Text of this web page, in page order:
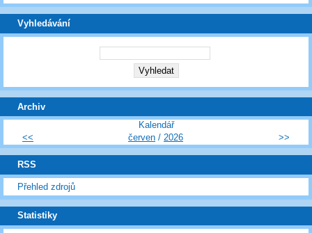
Vyhledávání
Archiv
Kalendář
<<
červen / 2026 >>
RSS
Přehled zdrojů
Statistiky